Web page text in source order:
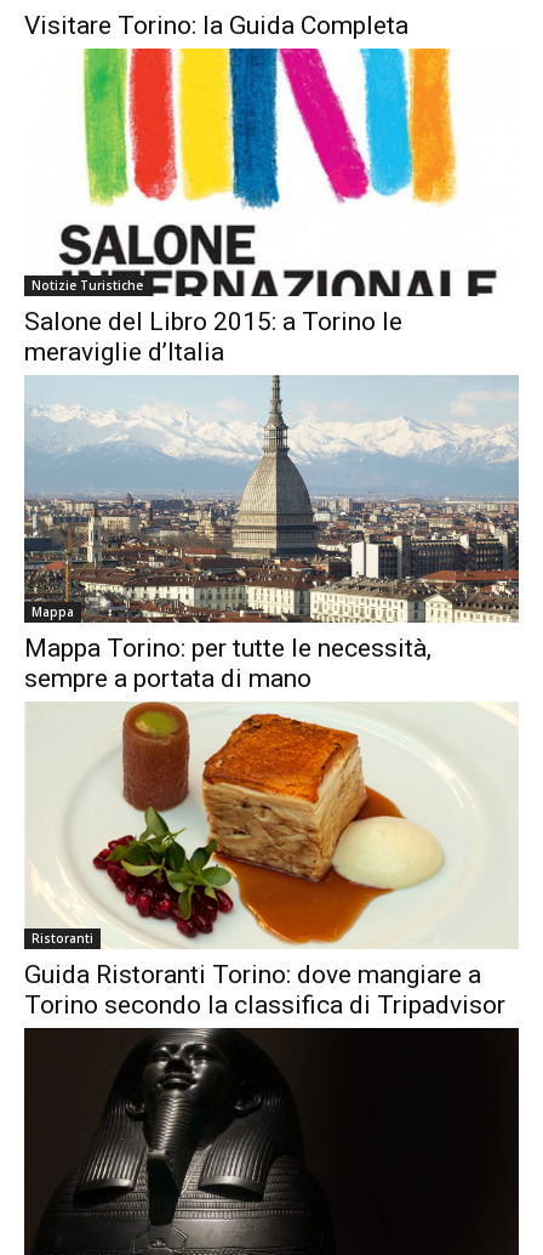
Visitare Torino: la Guida Completa
Notizie Turistiche
Salone del Libro 2015: a Torino le
meraviglie d’Italia
Mappa
Mappa Torino: per tutte le necessità,
sempre a portata di mano
Ristoranti
Guida Ristoranti Torino: dove mangiare a
Torino secondo la classifica di Tripadvisor